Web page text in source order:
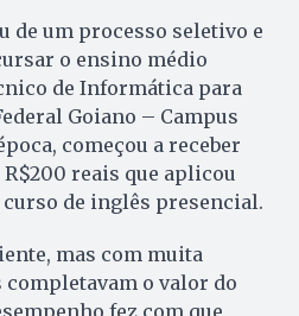
de um processo seletivo e
o ensino médio
de Informática para
Goiano – Campus
começou a receber
reais que aplicou
de inglês presencial.
mas com muita
o valor do